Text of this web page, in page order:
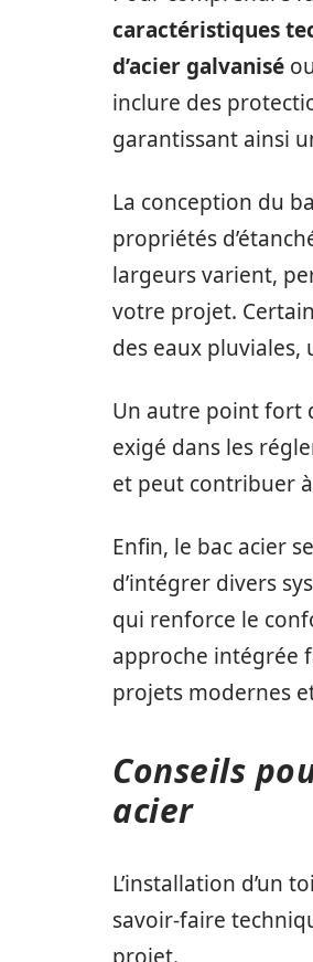
caractéristiques
d’acier galvanisé
inclure des
garantissant ainsi
La conception du
propriétés
largeurs varient,
votre projet.
des eaux
Un autre point fort
exigé dans les
et peut contribuer
Enfin, le bac acier
d’intégrer divers
qui renforce le
approche intégrée
projets modernes
Conseils
acier
L’installation d’un
savoir-faire